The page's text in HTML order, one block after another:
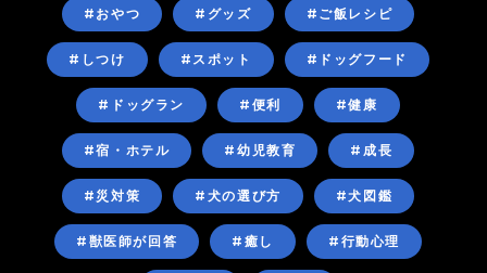
#おやつ #グッズ #ご飯レシピ
#しつけ #スポット #ドッグフード
#ドッグラン #便利 #健康
#宿・ホテル #幼児教育 #成長
#災対策 #犬の選び方 #犬図鑑
#獣医師が回答 #癒し #行動心理